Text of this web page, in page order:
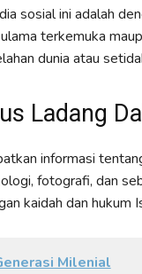
sosial ini adalah
terkemuka
dunia atau
Ladang
informasi
fotografi, dan
kaidah dan hukum
Milenial